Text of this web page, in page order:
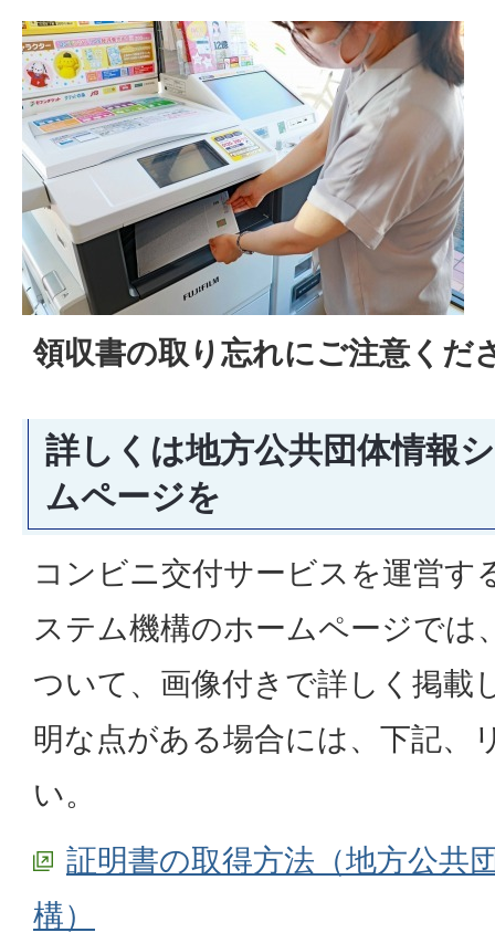
領収書の取り忘れにご注意くだ
詳しくは地方公共団体情報
ムページを
コンビニ交付サービスを運営す
ステム機構のホームページでは
ついて、画像付きで詳しく掲載
明な点がある場合には、下記、
い。
証明書の取得方法（地方公共
構）